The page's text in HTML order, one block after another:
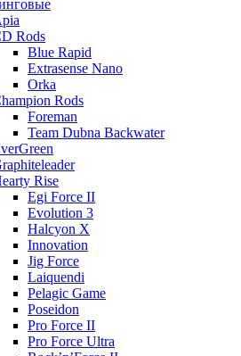
Rods
Blue Rapid
Extrasense Nano
Orka
Rods
Foreman
Team Dubna Backwater
Rise
Egi Force II
Evolution 3
Halcyon X
Innovation
Jig Force
Laiquendi
Pelagic Game
Poseidon
Pro Force II
Pro Force Ultra